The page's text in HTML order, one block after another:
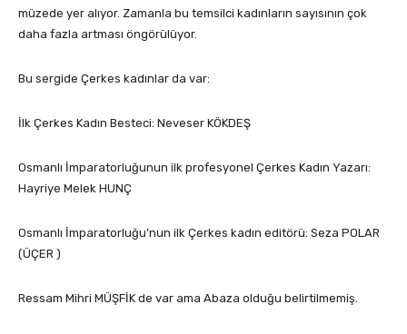
müzede yer alıyor. Zamanla bu temsilci kadınların sayısının çok
daha fazla artması öngörülüyor.
Bu sergide Çerkes kadınlar da var:
İlk Çerkes Kadın Besteci: Neveser KÖKDEŞ
Osmanlı İmparatorluğunun ilk profesyonel Çerkes Kadın Yazarı:
Hayriye Melek HUNÇ
Osmanlı İmparatorluğu’nun ilk Çerkes kadın editörü: Seza POLAR
(ÜÇER )
Ressam Mihri MÜŞFİK de var ama Abaza olduğu belirtilmemiş.